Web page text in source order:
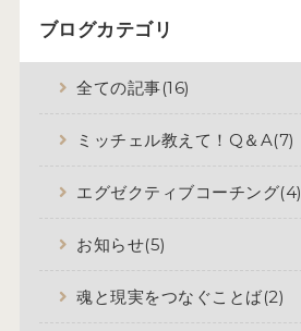
ブログカテゴリ
全ての記事(16)
ミッチェル教えて！Q＆A(7)
エグゼクティブコーチング(4)
お知らせ(5)
魂と現実をつなぐことば(2)